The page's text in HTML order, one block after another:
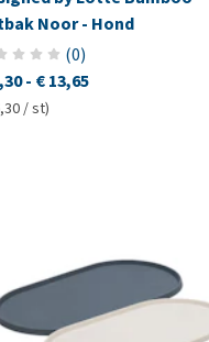
Noor - Hond
(0)
- € 13,65
/ st)